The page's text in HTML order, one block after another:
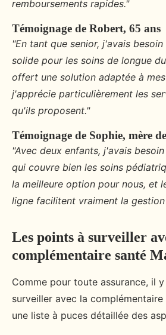
remboursements rapides."
Témoignage de Robert, 65 ans
"En tant que senior, j'avais
solide pour les soins de longue
offert une solution adaptée à
j'apprécie particulièrement les
qu'ils proposent."
Témoignage de Sophie, mère
"Avec deux enfants, j'avais
qui couvre bien les soins
la meilleure option pour nous, et
ligne facilitent vraiment la
Les points à surveiller
complémentaire santé
Comme pour toute assurance, il
surveiller avec la
une liste à puces détaillée des